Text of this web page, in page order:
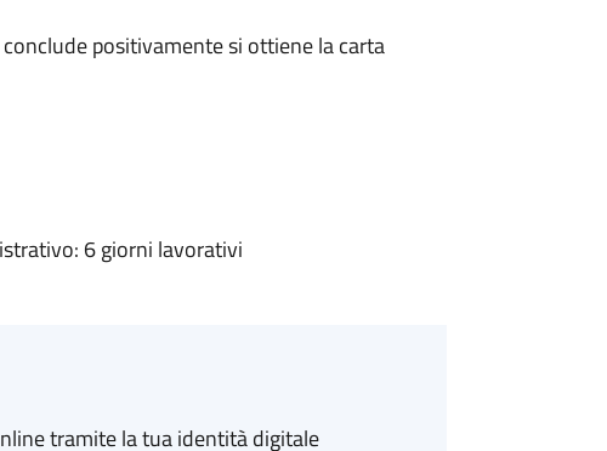
positivamente si ottiene la carta
6 giorni lavorativi
tramite la tua identità digitale